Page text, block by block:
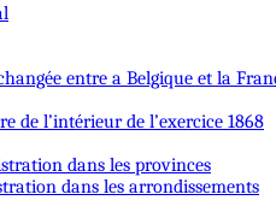
entre a Belgique et la
de l’intérieur de l’exercice 1868
dans les provinces
dans les arrondissements